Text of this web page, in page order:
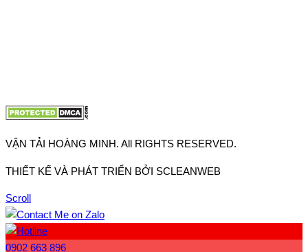
VẬN TẢI HOÀNG MINH. All RIGHTS RESERVED.
THIẾT KẾ VÀ PHÁT TRIỂN BỞI SCLEANWEB
Scroll
0902 663 896